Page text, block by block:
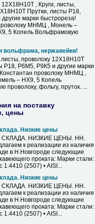
12Х18Н10Т , Круги, листы,
Прутки, листы Р18,
марки быстрореза!
МНМЦ , Монель –
5 Копель Вольфрамовую
вольфрама, нержавейки!
листы, проволоку 12Х18Н10Т
Р18, Р6М5, Р9К5 и другие марки
проволоку МНМЦ ,
– НХ9, 5 Копель
проволоку, фольгу, пруток. ...
на поставку
цены
Низкие цены
СКЛАДА. НИЗКИЕ ЦЕНЫ. НН.
к реализации из наличия
в Н.Новгороде следующие
проката: Марки стали:
1.4410 (2507) • AISI...
Низкие цены
СКЛАДА. НИЗКИЕ ЦЕНЫ. НН.
к реализации из наличия
в Н.Новгороде следующие
проката: Марки стали:
1.4410 (2507) • AISI...